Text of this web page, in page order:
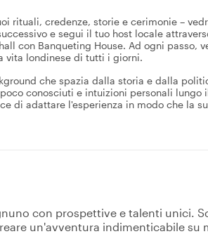
rituali, credenze, storie e cerimonie –
e segui il tuo host locale
con Banqueting House. Ad ogni passo,
vita londinese di tutti i giorni.
che spazia dalla storia e dalla
conosciuti e intuizioni personali lungo
di adattare l'esperienza in modo che la
con prospettive e talenti unici.
un'avventura indimenticabile su